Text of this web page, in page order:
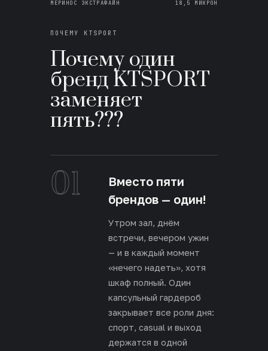
МЕРИНОС ЭКСТРАФАЙН 18,5 МИКРОН
ПОЧЕМУ KTSPORT
Почему один
бренд KTSPORT
заменяет
пять???
01
Вместо пяти
брендов — один!
Утром зал, днём
встречи, вечером ужин
— и в каждый момент
«нечего надеть», хотя
шкаф полный. Один
капсульный гардероб
закрывает все роли дня:
спорт, casual и выход
держатся в одной